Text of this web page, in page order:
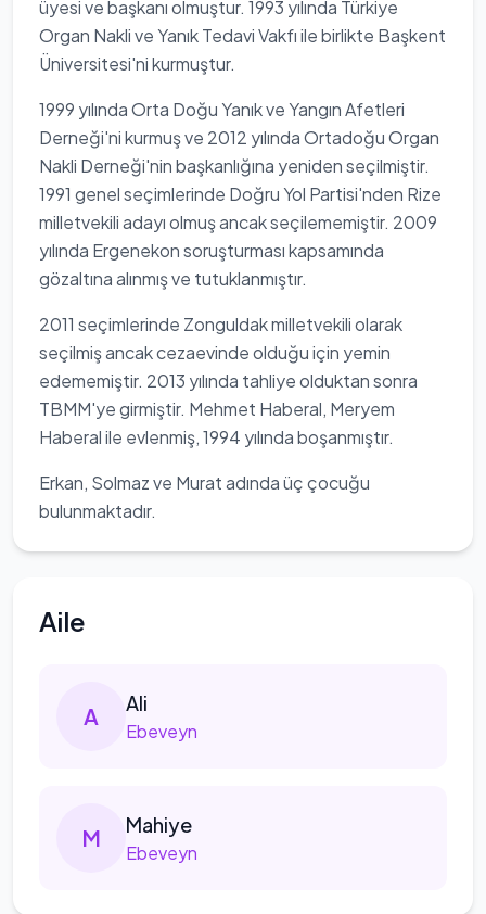
üyesi ve başkanı olmuştur. 1993 yılında Türkiye
Organ Nakli ve Yanık Tedavi Vakfı ile birlikte Başkent
Üniversitesi'ni kurmuştur.
1999 yılında Orta Doğu Yanık ve Yangın Afetleri
Derneği'ni kurmuş ve 2012 yılında Ortadoğu Organ
Nakli Derneği'nin başkanlığına yeniden seçilmiştir.
1991 genel seçimlerinde Doğru Yol Partisi'nden Rize
milletvekili adayı olmuş ancak seçilememiştir. 2009
yılında Ergenekon soruşturması kapsamında
gözaltına alınmış ve tutuklanmıştır.
2011 seçimlerinde Zonguldak milletvekili olarak
seçilmiş ancak cezaevinde olduğu için yemin
edememiştir. 2013 yılında tahliye olduktan sonra
TBMM'ye girmiştir. Mehmet Haberal, Meryem
Haberal ile evlenmiş, 1994 yılında boşanmıştır.
Erkan, Solmaz ve Murat adında üç çocuğu
bulunmaktadır.
Aile
A Ali
Ebeveyn
M Mahiye
Ebeveyn